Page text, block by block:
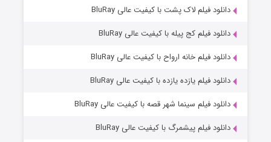
دانلود فیلم لاک پشت با کیفیت عالی BluRay
دانلود فیلم کج‌ پیله با کیفیت عالی BluRay
دانلود فیلم خانه ارواح با کیفیت عالی BluRay
دانلود فیلم یازده یازده با کیفیت عالی BluRay
دانلود فیلم سینما شهر قصه با کیفیت عالی BluRay
دانلود فیلم پیشمرگ با کیفیت عالی BluRay